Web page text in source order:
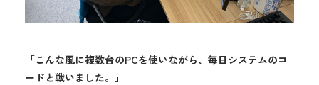
「こんな風に複数台のPCを使いながら、毎日システムのコ
ードと戦いました。」